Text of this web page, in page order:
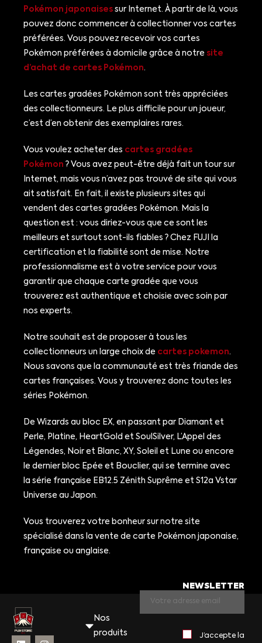
Pokémon japonaises sur Internet. À partir de là, vous
pouvez donc commencer à collectionner vos cartes
préférées. Vous pouvez recevoir vos cartes
Pokémon préférées à domicile grâce à notre site
d’achat de cartes Pokémon.
Les cartes gradées Pokémon sont très appréciées
des collectionneurs. Le plus difficile pour un joueur,
c’est d’en obtenir des exemplaires rares.
Vous voulez acheter des cartes gradées
Pokémon ? Vous avez peut-être déjà fait un tour sur
Internet, mais vous n’avez pas trouvé de site qui vous
ait satisfait. En fait, il existe plusieurs sites qui
vendent des cartes gradées Pokémon. Mais la
question est : vous diriez-vous que ce sont les
meilleurs et surtout sont-ils fiables ? Chez FUJI la
certification et la fiabilité sont de mise. Notre
professionnalisme est à votre service pour vous
garantir que chaque carte gradée que vous
trouverez est authentique et choisie avec soin par
nos experts.
Notre souhait est de proposer à tous les
collectionneurs un large choix de cartes pokemon.
Nous savons que la communauté est très friande des
cartes françaises. Vous y trouverez donc toutes les
séries Pokémon.
De Wizards au bloc EX, en passant par Diamant et
Perle, Platine, HeartGold et SoulSilver, L’Appel des
Légendes, Noir et Blanc, XY, Soleil et Lune ou encore
le dernier bloc Epée et Bouclier, qui se termine avec
la série française EB12.5 Zénith Suprême et S12a Vstar
Universe au Japon.
Vous trouverez votre bonheur sur notre site
spécialisé dans la vente de carte Pokémon japonaise,
française ou anglaise.
Nos
produits
NEWSLETTER
J’accepte la